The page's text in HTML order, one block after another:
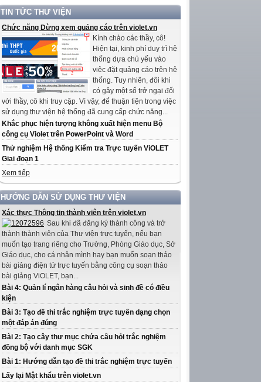
TIN TỨC THƯ VIỆN
Chức năng Dừng xem quảng cáo trên violet.vn
Kính chào các thầy, cô!
Hiện tại, kinh phí duy trì hệ
thống dựa chủ yếu vào
việc đặt quảng cáo trên hệ
thống. Tuy nhiên, đôi khi
có gây một số trở ngại đối
với thầy, cô khi truy cập. Vì vậy, để thuận tiện trong việc
sử dụng thư viện hệ thống đã cung cấp chức năng...
Khắc phục hiện tượng không xuất hiện menu Bộ
công cụ Violet trên PowerPoint và Word
Thử nghiệm Hệ thống Kiểm tra Trực tuyến ViOLET
Giai đoạn 1
Xem tiếp
HƯỚNG DẪN SỬ DỤNG THƯ VIỆN
Xác thực Thông tin thành viên trên violet.vn
Sau khi đã đăng ký thành công và trở
thành thành viên của Thư viện trực tuyến, nếu bạn
muốn tạo trang riêng cho Trường, Phòng Giáo dục, Sở
Giáo dục, cho cá nhân mình hay bạn muốn soạn thảo
bài giảng điện tử trực tuyến bằng công cụ soạn thảo
bài giảng ViOLET, bạn...
Bài 4: Quản lí ngân hàng câu hỏi và sinh đề có điều
kiện
Bài 3: Tạo đề thi trắc nghiệm trực tuyến dạng chọn
một đáp án đúng
Bài 2: Tạo cây thư mục chứa câu hỏi trắc nghiệm
đồng bộ với danh mục SGK
Bài 1: Hướng dẫn tạo đề thi trắc nghiệm trực tuyến
Lấy lại Mật khẩu trên violet.vn